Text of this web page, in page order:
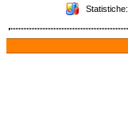
Statistiche: